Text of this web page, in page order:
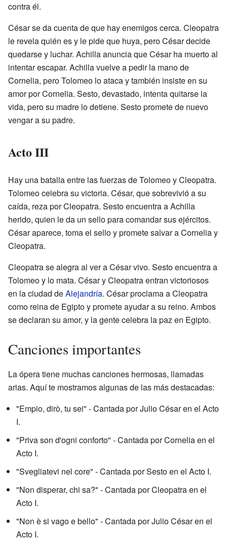
contra él.
César se da cuenta de que hay enemigos cerca. Cleopatra
le revela quién es y le pide que huya, pero César decide
quedarse y luchar. Achilla anuncia que César ha muerto al
intentar escapar. Achilla vuelve a pedir la mano de
Cornelia, pero Tolomeo lo ataca y también insiste en su
amor por Cornelia. Sesto, devastado, intenta quitarse la
vida, pero su madre lo detiene. Sesto promete de nuevo
vengar a su padre.
Acto III
Hay una batalla entre las fuerzas de Tolomeo y Cleopatra.
Tolomeo celebra su victoria. César, que sobrevivió a su
caída, reza por Cleopatra. Sesto encuentra a Achilla
herido, quien le da un sello para comandar sus ejércitos.
César aparece, toma el sello y promete salvar a Cornelia y
Cleopatra.
Cleopatra se alegra al ver a César vivo. Sesto encuentra a
Tolomeo y lo mata. César y Cleopatra entran victoriosos
en la ciudad deAlejandría. César proclama a Cleopatra
como reina de Egipto y promete ayudar a su reino. Ambos
se declaran su amor, y la gente celebra la paz en Egipto.
Canciones importantes
La ópera tiene muchas canciones hermosas, llamadas
arias. Aquí te mostramos algunas de las más destacadas:
"Empio, dirò, tu sei" - Cantada por Julio César en el Acto
I.
"Priva son d'ogni conforto" - Cantada por Cornelia en el
Acto I.
"Svegliatevi nel core" - Cantada por Sesto en el Acto I.
"Non disperar, chi sa?" - Cantada por Cleopatra en el
Acto I.
"Non è si vago e bello" - Cantada por Julio César en el
Acto I.